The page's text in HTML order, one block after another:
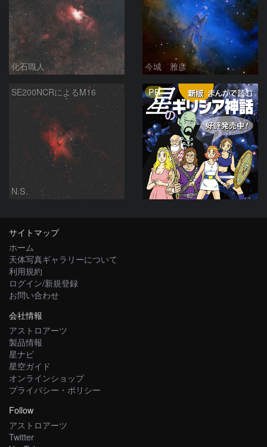
化石職人 今城 雅彦
SE200NCRによるM16
N.S.
PR
サイトマップ
ホーム
天体写真ギャラリーについて
利用規約
ログイン/新規登録
お問い合わせ
会社情報
アストロアーツ
製品情報
星ナビ
星空ガイド
オンラインショップ
プライバシー・ポリシー
Follow
アストロアーツ
Twitter